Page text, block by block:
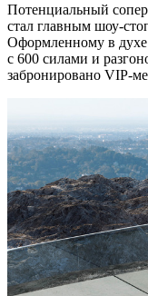
Потенциальный
стал главным шоу-
Оформленному в духе
с 600 силами и
забронировано VIP-